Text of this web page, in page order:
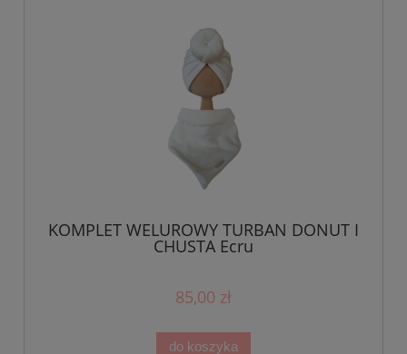
KOMPLET WELUROWY TURBAN DONUT I
CHUSTA Ecru
85,00 zł
do koszyka